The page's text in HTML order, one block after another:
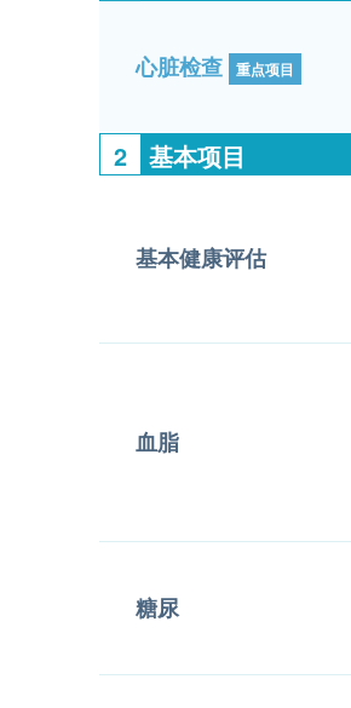
心脏检查 重点项目
2 基本项目
基本健康评估
血脂
糖尿